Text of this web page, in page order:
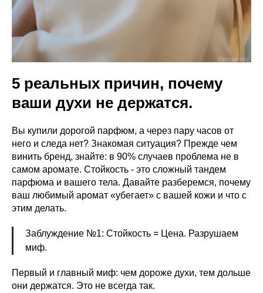
5 реальных причин, почему
ваши духи не держатся.
Вы купили дорогой парфюм, а через пару часов от
него и следа нет? Знакомая ситуация? Прежде чем
винить бренд, знайте: в 90% случаев проблема не в
самом аромате. Стойкость - это сложный тандем
парфюма и вашего тела. Давайте разберемся, почему
ваш любимый аромат «убегает» с вашей кожи и что с
этим делать.
Заблуждение №1: Стойкость = Цена. Разрушаем
миф.
Первый и главный миф: чем дороже духи, тем дольше
они держатся. Это не всегда так.